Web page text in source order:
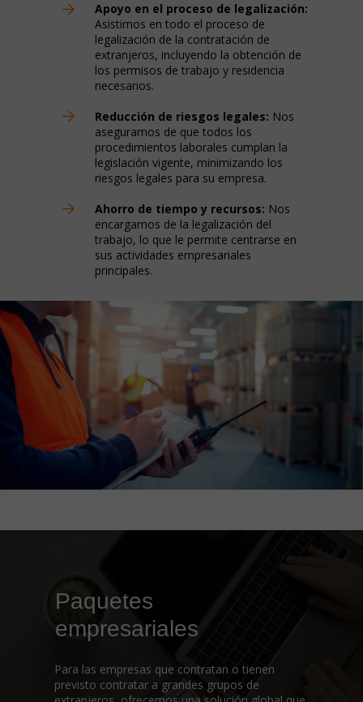
Paquetes
empresariales
Para las empresas que contratan o tienen
previsto contratar a grandes grupos de
Apoyo en el proceso de legalización:
Asistimos en todo el proceso de
legalización de la contratación de
extranjeros, incluyendo la obtención de
los permisos de trabajo y residencia
necesarios.
Reducción de riesgos legales: Nos
aseguramos de que todos los
procedimientos laborales cumplan la
legislación vigente, minimizando los
riesgos legales para su empresa.
Ahorro de tiempo y recursos: Nos
encargamos de la legalización del
trabajo, lo que le permite centrarse en
sus actividades empresariales
principales.